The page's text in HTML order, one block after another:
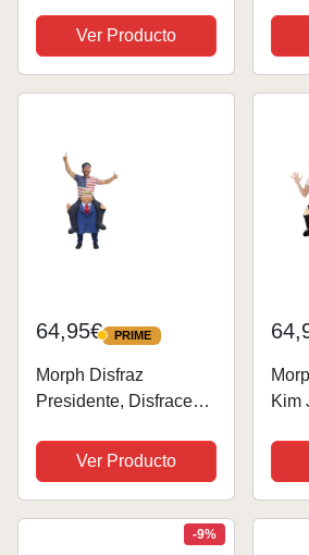
Halloween.
Ver Producto
64,95€ PRIME
PRIME
Morph Disfraz
Presidente, Disfraces a
Cosplay, Presidente
Estados Unidos,
Disfraz Carnaval
Ver Producto
Kim
-9%